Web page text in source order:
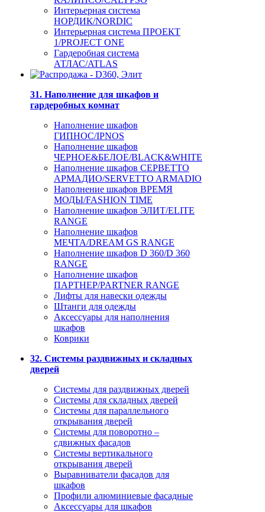
Интерьерная система
НОРДИК/NORDIC
Интерьерная система ПРОЕКТ
1/PROJECT ONE
Гардеробная система
АТЛАС/ATLAS
31. Наполнение для шкафов и
гардеробных комнат
Наполнение шкафов
ГИПНОС/IPNOS
Наполнение шкафов
ЧЕРНОЕ&БЕЛОЕ/BLACK&WHITE
Наполнение шкафов СЕРВЕТТО
АРМАДИО/SERVETTO ARMADIO
Наполнение шкафов ВРЕМЯ
МОДЫ/FASHION TIME
Наполнение шкафов ЭЛИТ/ELITE
RANGE
Наполнение шкафов
МЕЧТА/DREAM GS RANGE
Наполнение шкафов D 360/D 360
RANGE
Наполнение шкафов
ПАРТНЕР/PARTNER RANGE
Лифты для навески одежды
Штанги для одежды
Аксессуары для наполнения
шкафов
Коврики
32. Системы раздвижных и складных
дверей
Системы для раздвижных дверей
Системы для складных дверей
Системы для параллельного
открывания дверей
Системы для поворотно –
сдвижных фасадов
Системы вертикального
открывания дверей
Выравниватели фасадов для
шкафов
Профили алюминиевые фасадные
Аксессуары для шкафов